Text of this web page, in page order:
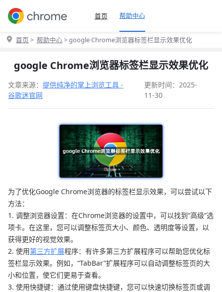
首页 帮助中心
首页 > 帮助中心> google Chrome浏览器标签栏显示效果优化
google Chrome浏览器标签栏显示效果优化
文章来源： 提供纯净的掌上浏览工具 -
谷歌迷官网
更新时间：2025-
11-30
为了优化Google Chrome浏览器的标签栏显示效果，可以尝试以下
方法：
1. 调整浏览器设置：在Chrome浏览器的设置中，可以找到“高级”选
项卡。在这里，您可以调整标签页大小、颜色、透明度等设置，以
获得更好的视觉效果。
2. 使用第三方扩展程序：有许多第三方扩展程序可以帮助您优化标
签栏显示效果。例如，“TabBar”扩展程序可以自动调整标签页的大
小和位置，使它们更易于查看。
3. 使用快捷键：通过使用键盘快捷键，您可以快速切换标签页或调